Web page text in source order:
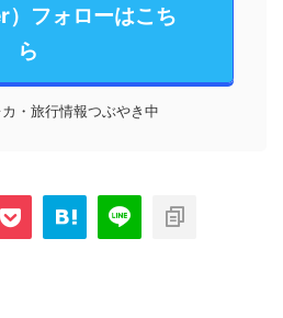
フォローはこち
ら
・旅行情報つぶやき中